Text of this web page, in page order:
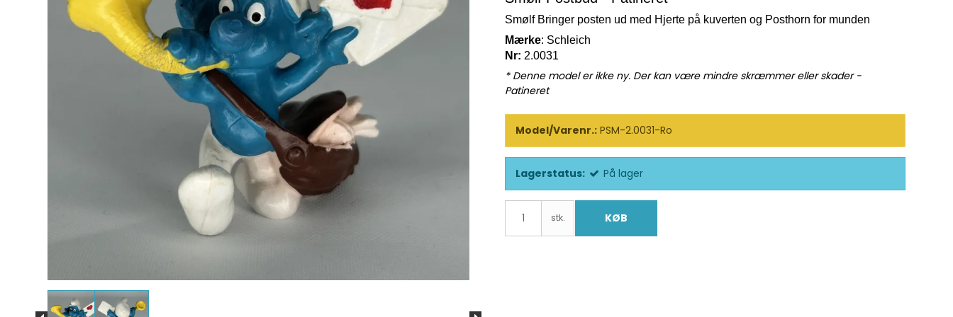
Smølf Bringer posten ud med Hjerte på kuverten og Posthorn for munden
Mærke: Schleich
Nr: 2.0031
* Denne model er ikke ny. Der kan være mindre skræmmer eller skader -
Patineret
Model/Varenr.: PSM-2.0031-Ro
Lagerstatus: På lager
stk. KØB